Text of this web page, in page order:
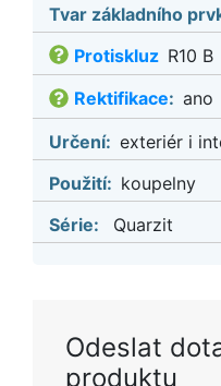
Tvar základního
Protiskluz R10 B
Rektifikace: ano
Určení: exteriér i
Použití: koupelny
Série:
Quarzit
Odeslat
produktu